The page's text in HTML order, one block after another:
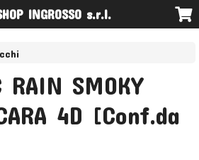
INGROSSO s.r.l.
RAIN SMOKY
4D [Conf.da